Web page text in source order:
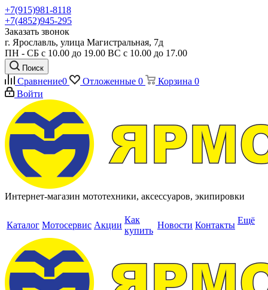
+7(915)981-8118
+7(4852)945-295
Заказать звонок
г. Ярославль, улица Магистральная, 7д
ПН - СБ с 10.00 до 19.00 ВС с 10.00 до 17.00
Поиск
Сравнение0 Отложенные 0 Корзина 0
Войти
Интернет-магазин мототехники, аксессуаров, экипировки
Каталог Мотосервис Акции
Как
купить
Новости Контакты Ещё